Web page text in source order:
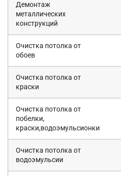
Демонтаж
металлических
конструкций
Очистка потолка от
обоев
Очистка потолка от
краски
Очистка потолка от
побелки,
краски,водоэмульсионки
Очистка потолка от
водоэмульсии